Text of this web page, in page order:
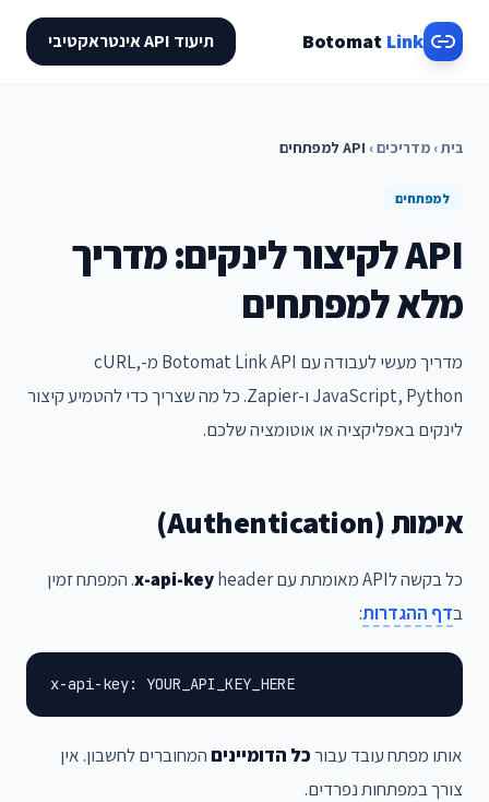
Botomat Link תיעוד API אינטראקטיבי
בית› מדריכים› API למפתחים
למפתחים
API לקיצור לינקים: מדריך
מלא למפתחים
מדריך מעשי לעבודה עם Botomat Link API מ-cURL,
JavaScript, Python ו-Zapier. כל מה שצריך כדי להטמיע קיצור
לינקים באפליקציה או אוטומציה שלכם.
אימות (Authentication)
כל בקשה לAPI מאומתת עם x-api-keyheader. המפתח זמין
בדף ההגדרות:
x-api-key: YOUR_API_KEY_HERE
אותו מפתח עובד עבורכל הדומייניםהמחוברים לחשבון. אין
צורך במפתחות נפרדים.